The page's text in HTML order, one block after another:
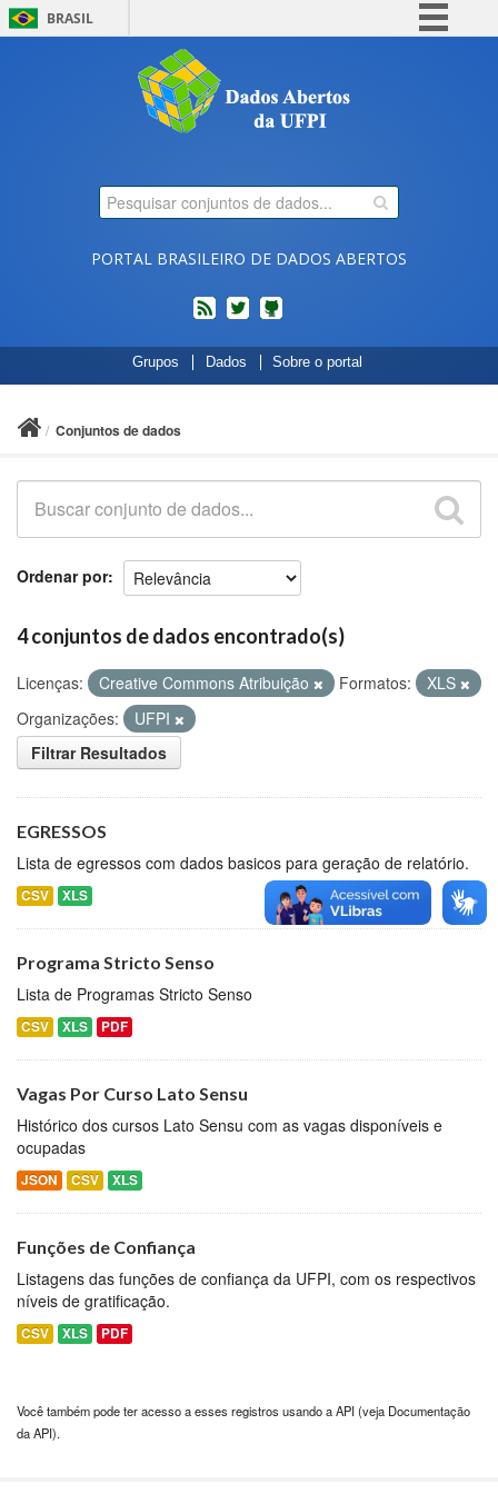
BRASIL
Comunica BR
Participe
Legislação
PORTAL BRASILEIRO DE DADOS ABERTOS
feed twitterCódigos
fonte
de
no
Grupos Dados Sobre o portal
Conjuntos de dados
Ordenar por
4 conjuntos de dados encontrado(s)
Licenças: Creative Commons Atribuição Formatos:
XLS
Organizações:
UFPI
Filtrar Resultados
EGRESSOS
Lista de egressos com dados basicos para geração de relatório.
CSV XLS
Programa Stricto Senso
Lista de Programas Stricto Senso
CSV XLS PDF
Vagas Por Curso Lato Sensu
Histórico dos cursos Lato Sensu com as vagas disponíveis e
ocupadas
JSON CSV XLS
Funções de Confiança
Listagens das funções de confiança da UFPI, com os respectivos
níveis de gratificação.
CSV XLS PDF
Você também pode ter acesso a esses registros usando aAPI(veja Documentação
da API).